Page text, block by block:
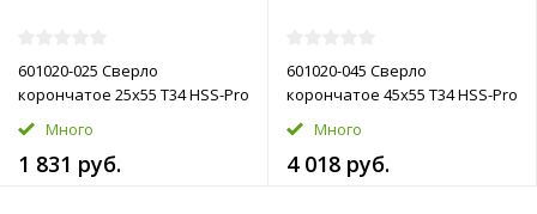
601020-025 Сверло
корончатое 25х55 T34 HSS-Pro
Много
1 831 руб.
601020-045 Сверло
корончатое 45х55 T34 HSS-Pro
Много
4 018 руб.